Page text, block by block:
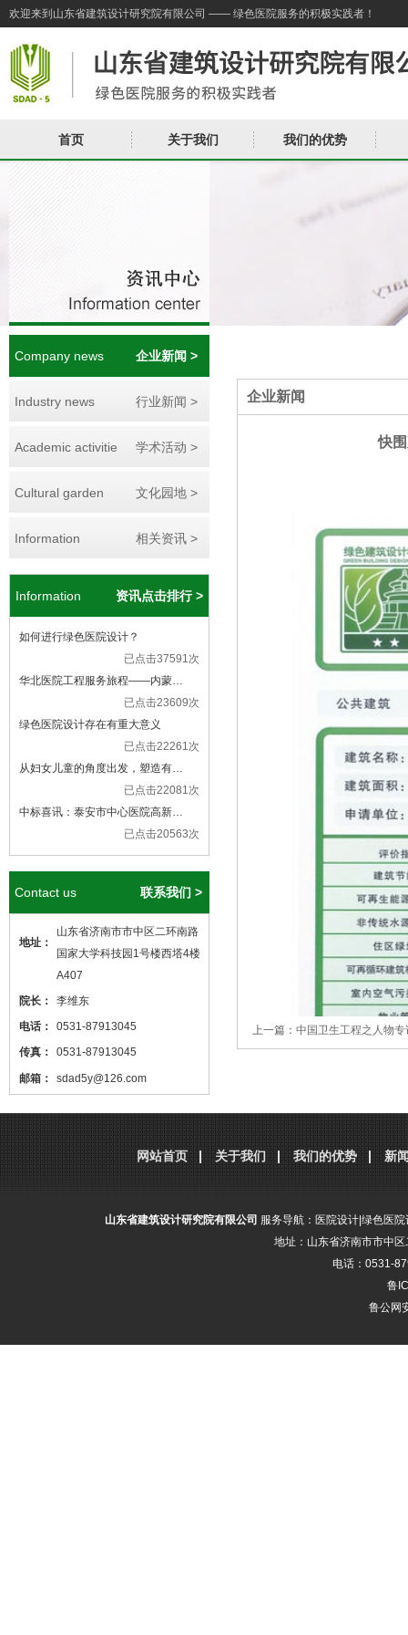
欢迎来到山东省建筑设计研究院有限公司 —— 绿色医院服务的积极实践者！
首页 关于我们 我们的优势
企业新闻 >
Company news
行业新闻 >
Industry news
学术活动 >
Academic activitie
文化园地 >
Cultural garden
相关资讯 >
Information
Information 资讯点击排行 >
如何进行绿色医院设计？
已点击37591次
华北医院工程服务旅程——内蒙…
已点击23609次
绿色医院设计存在有重大意义
已点击22261次
从妇女儿童的角度出发，塑造有…
已点击22081次
中标喜讯：泰安市中心医院高新…
已点击20563次
Contact us 联系我们 >
地址：
山东省济南市市中区二环南路
国家大学科技园1号楼西塔4楼
A407
院长：
李维东
电话：
0531-87913045
传真：
0531-87913045
邮箱：
sdad5y@126.com
设计 ，本站网址
http://www.sdjzsj5y.com
，转载请标明出处！
企业新闻
快
上一篇： 中国卫生工程之人物
网站首页 关于我们 我们的优势 新
山东省建筑设计研究院有限公司 服务导航： 医院设计 绿色医院
地址：山东省济南市市中
电话：0531-
鲁
鲁公网